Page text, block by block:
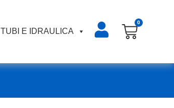
TUBI E IDRAULICA
0